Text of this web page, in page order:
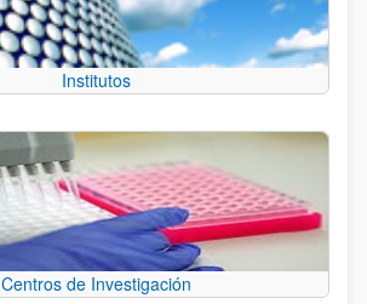
Institutos
Centros de Investigación